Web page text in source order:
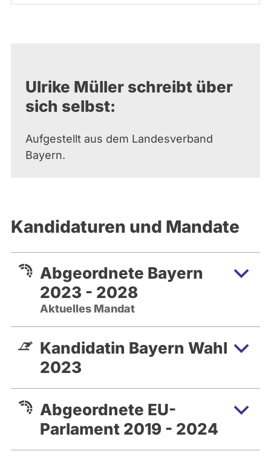
Ulrike Müller schreibt über
sich selbst:
Aufgestellt aus dem Landesverband
Bayern.
Kandidaturen und Mandate
Abgeordnete Bayern
2023 - 2028
Aktuelles Mandat
Kandidatin Bayern Wahl
2023
Abgeordnete EU-
Parlament 2019 - 2024